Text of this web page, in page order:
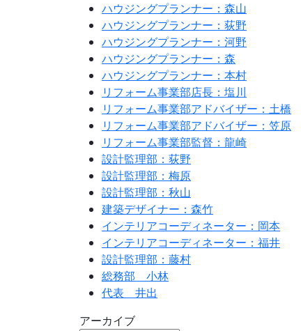
ハウジングプランナー：森山
ハウジングプランナー：荻野
ハウジングプランナー：河野
ハウジングプランナー：森
ハウジングプランナー：本村
リフォーム事業部店長：塩川
リフォーム事業部アドバイザー：土橋
リフォーム事業部アドバイザー：笠原
リフォーム事業部監督：龍崎
設計監理部：荻野
設計監理部：梅原
設計監理部：秋山
建築デザイナー：森竹
インテリアコーディネーター：岡本
インテリアコーディネーター：福井
設計監理部：藤村
総務部 小林
代表 井出
アーカイブ